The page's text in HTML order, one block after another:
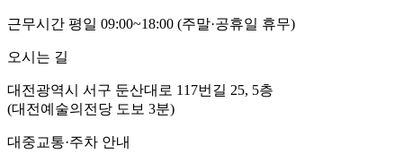
근무시간 평일 09:00~18:00 (주말·공휴일 휴무)
오시는 길
대전광역시 서구 둔산대로 117번길 25, 5층
(대전예술의전당 도보 3분)
대중교통·주차 안내